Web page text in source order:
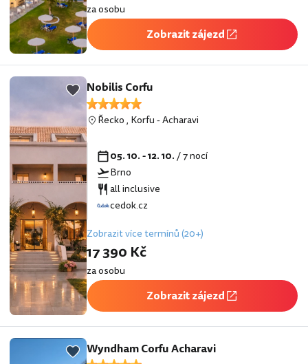
za osobu
Zobrazit zájezd
Nobilis Corfu
Řecko, Korfu-Acharavi
05. 10. - 12. 10./ 7 nocí
Brno
all inclusive
cedok.cz
Zobrazit více termínů (20+)
17 390 Kč
za osobu
Zobrazit zájezd
Wyndham Corfu Acharavi